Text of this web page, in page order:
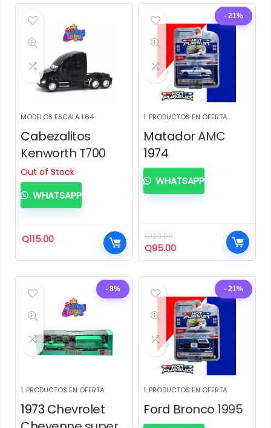
MODELOS ESCALA 1.64
Cabezalitos
Kenworth T700
Out of Stock
Q115.00
WHATSAPP
- 21%
1. PRODUCTOS EN OFERTA
Matador AMC
1974
Q120.00
El
precio
Q120.00.
Q95.00El
precio
Q95.00.
WHATSAPP
- 8%
1. PRODUCTOS EN OFERTA
1973 Chevrolet
- 21%
1. PRODUCTOS EN OFERTA
Ford Bronco 1995